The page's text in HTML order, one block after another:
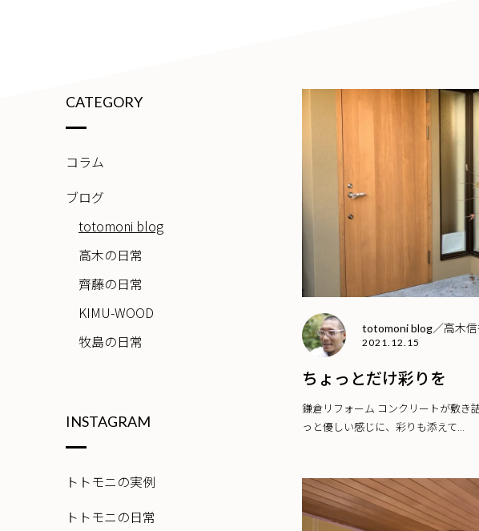
totomoni blog／高木
2021.12.15
ちょっとだけ彩りを
鎌倉リフォーム コンクリートが敷き
っと優しい感じに、彩りも添えて...
CATEGORY
コラム
ブログ
totomoni blog
高木の日常
齊藤の日常
KIMU-WOOD
牧島の日常
INSTAGRAM
トトモニの実例
トトモニの日常